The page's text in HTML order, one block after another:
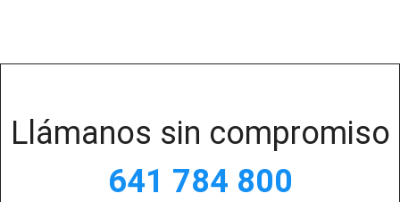
Llámanos sin compromiso
641 784 800